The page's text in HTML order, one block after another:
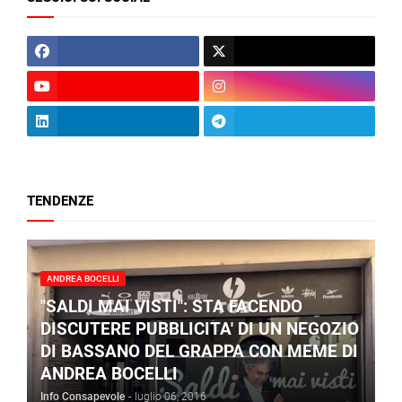
TENDENZE
ANDREA BOCELLI
"SALDI MAI VISTI": STA FACENDO
DISCUTERE PUBBLICITA' DI UN NEGOZIO
DI BASSANO DEL GRAPPA CON MEME DI
ANDREA BOCELLI
Info Consapevole - luglio 06, 2016